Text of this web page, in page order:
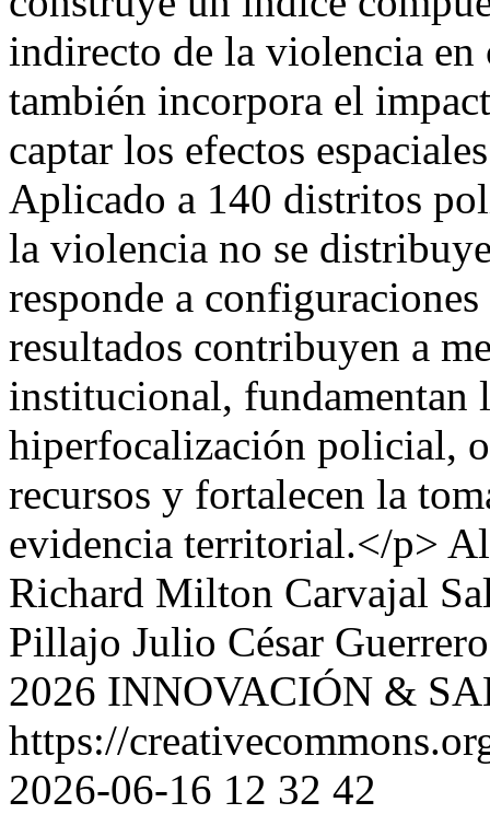
indirecto de la violencia
también incorpora el
captar los efectos
Aplicado a 140 distritos
la violencia no se
responde a
resultados contribuyen a
institucional, fundamentan
hiperfocalización policial,
recursos y fortalecen la
evidencia territorial.</p>
Richard Milton Carvajal
Pillajo Julio César
2026 INNOVACIÓN &
https://
2026-06-16 12 32 42